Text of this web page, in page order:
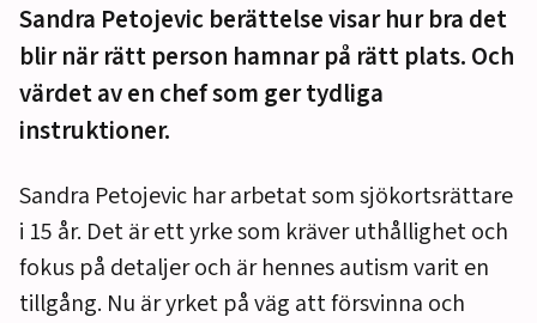
Sandra Petojevic berättelse visar hur bra det
blir när rätt person hamnar på rätt plats. Och
värdet av en chef som ger tydliga
instruktioner.
Sandra Petojevic har arbetat somsjökortsrättare
i 15 år. Det är ett yrke som kräver uthållighet och
fokus på detaljer och är hennes autism varit en
tillgång. Nu är yrket på väg att försvinna och